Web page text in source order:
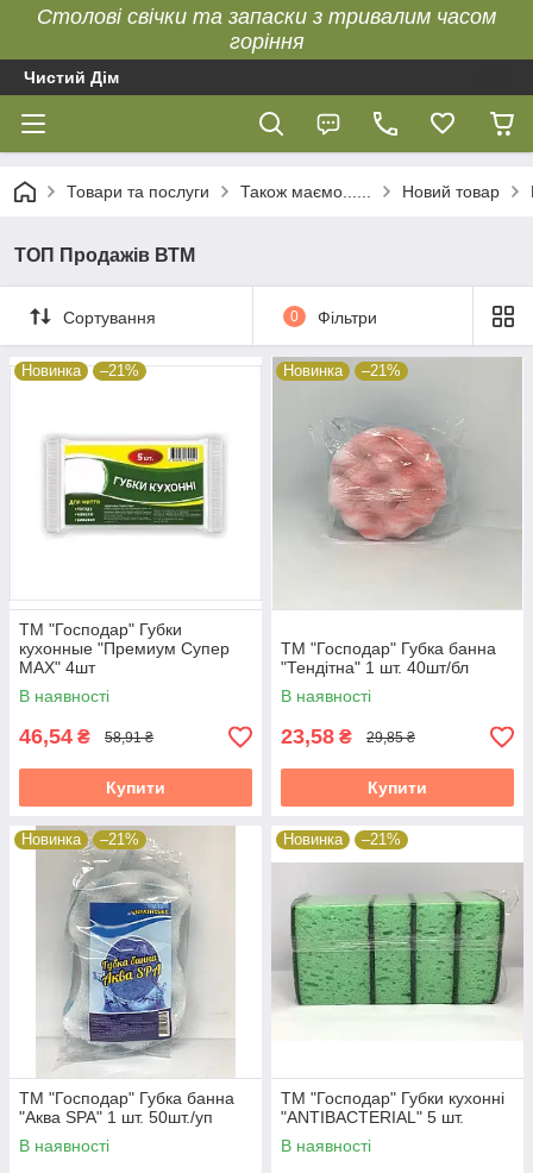
Столові свічки та запаски з тривалим часом
горіння
Чистий Дім
Товари та послуги Також маємо...... Новий товар
ТОП Продажів ВТМ
Сортування 0 Фільтри
Новинка –21%
ТМ "Господар" Губки
кухонные "Премиум Супер
МАХ" 4шт
В наявності
46,54 ₴ 58,91 ₴
Купити
Новинка –21%
ТМ "Господар" Губка банна
"Тендітна" 1 шт. 40шт/бл
В наявності
23,58 ₴ 29,85 ₴
Купити
Новинка –21%
ТМ "Господар" Губка банна
"Аква SPA" 1 шт. 50шт./уп
В наявності
Новинка –21%
ТМ "Господар" Губки кухонні
"ANTIBACTERIAL" 5 шт.
В наявності